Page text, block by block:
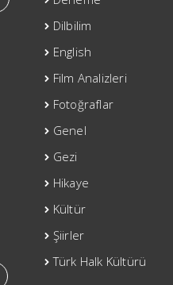
Dilbilim
English
Film Analizleri
Fotoğraflar
Genel
Gezi
Hikaye
Kültür
Şiirler
Türk Halk Kültürü